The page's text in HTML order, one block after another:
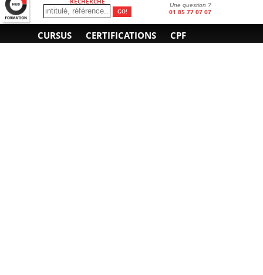
Une question ?
01 85 77 07 07
CURSUS CERTIFICATIONS CPF